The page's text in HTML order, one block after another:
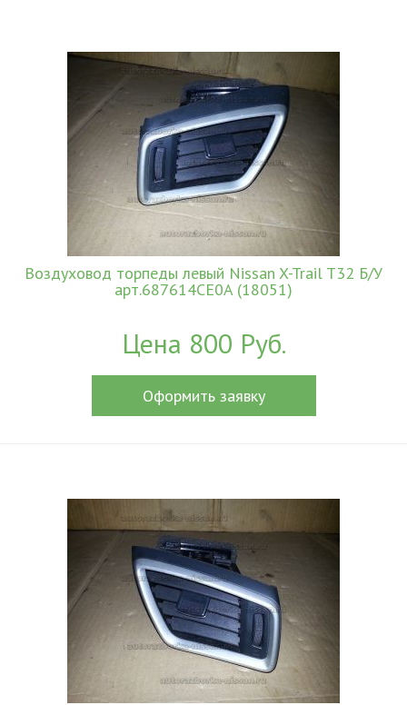
Воздуховод торпеды левый Nissan X-Trail T32 Б/У
арт.687614CE0A (18051)
Цена 800 Руб.
Оформить заявку